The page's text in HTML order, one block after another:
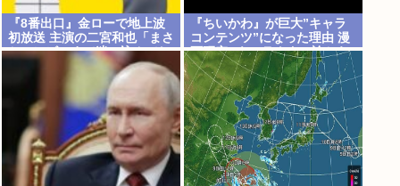
『8番出口』金ローで地上波
初放送 主演の二宮和也「まさ
かテレビにまで迷い込んでし
『ちいかわ』が巨大”キャラ
コンテンツ”になった理由 漫
画研究&キャラクター論から
紐解く